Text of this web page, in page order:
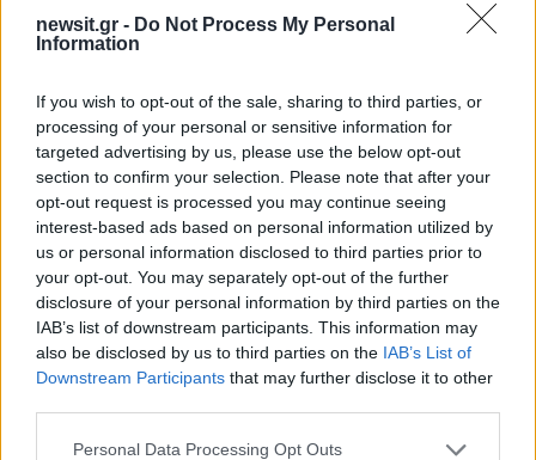
newsit.gr - Do Not Process My Personal
Information
If you wish to opt-out of the sale, sharing to third parties, or
processing of your personal or sensitive information for
targeted advertising by us, please use the below opt-out
section to confirm your selection. Please note that after your
opt-out request is processed you may continue seeing
interest-based ads based on personal information utilized by
us or personal information disclosed to third parties prior to
your opt-out. You may separately opt-out of the further
disclosure of your personal information by third parties on the
IAB’s list of downstream participants. This information may
also be disclosed by us to third parties on the IAB’s List of
Downstream Participants that may further disclose it to other
Please note that this website/app uses one or more Google
Personal Data Processing Opt Outs
Σχόλια
Φωτιά στο Μουζάκι Ηλείας
- Μεγάλη κινητοποίηση της
Πυροσβεστικής σε δασική
έκταση με πεύκα, πριν την
είσοδο του χωριού
Νέο βίντεο με τον
Μοτζτάμπα Χαμενεΐ
φουντώνουν οι φήμες
το αν βρίσκεται στη